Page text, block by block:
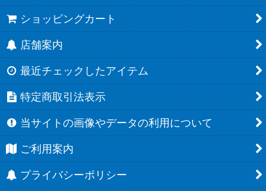
ショッピングカート
店舗案内
最近チェックしたアイテム
特定商取引法表示
当サイトの画像やデータの利用について
ご利用案内
プライバシーポリシー